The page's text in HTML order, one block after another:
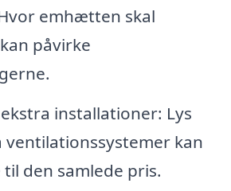
emhætten skal
påvirke
installationer: Lys
ventilationssystemer kan
den samlede pris.